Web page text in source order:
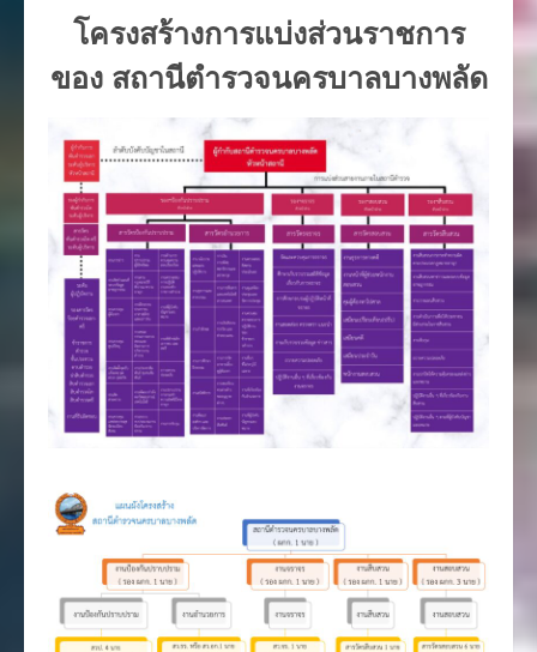
โครงสร้างการแบ่งส่วนราชการ
ของ สถานีตำรวจนครบาลบางพลัด